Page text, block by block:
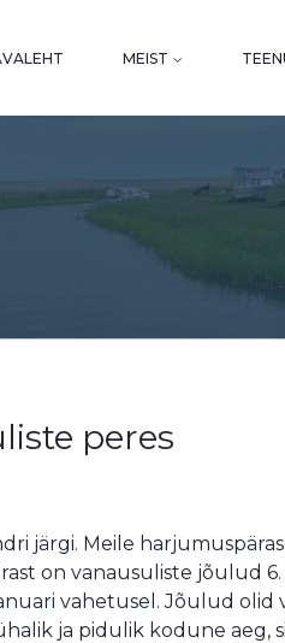
MEIST
peres
järgi. Meile
on vanausuliste jõulud 6.
vahetusel. Jõulud olid
ja pidulik kodune aeg,